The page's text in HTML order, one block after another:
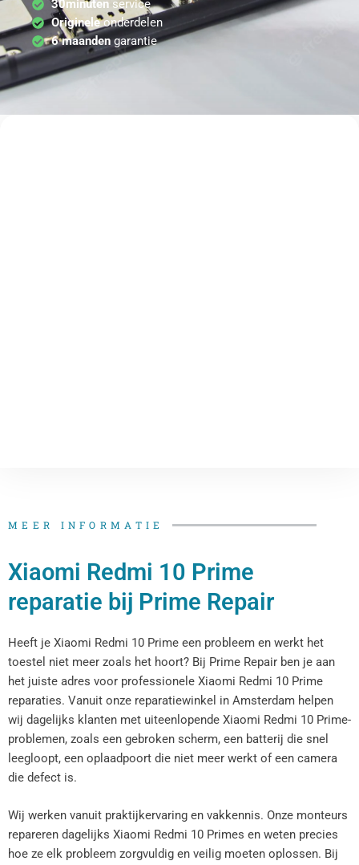
30minutenservice
Origineleonderdelen
6 maandengarantie
MEER INFORMATIE
Xiaomi Redmi 10 Prime
reparatie bij Prime Repair
Heeft je Xiaomi Redmi 10 Prime een probleem en werkt het
toestel niet meer zoals het hoort? Bij Prime Repair ben je aan
het juiste adres voor professionele Xiaomi Redmi 10 Prime
reparaties. Vanuit onze reparatiewinkel in Amsterdam helpen
wij dagelijks klanten met uiteenlopende Xiaomi Redmi 10 Prime-
problemen, zoals een gebroken scherm, een batterij die snel
leegloopt, een oplaadpoort die niet meer werkt of een camera
die defect is.
Wij werken vanuit praktijkervaring en vakkennis. Onze monteurs
repareren dagelijks Xiaomi Redmi 10 Primes en weten precies
hoe ze elk probleem zorgvuldig en veilig moeten oplossen. Bij